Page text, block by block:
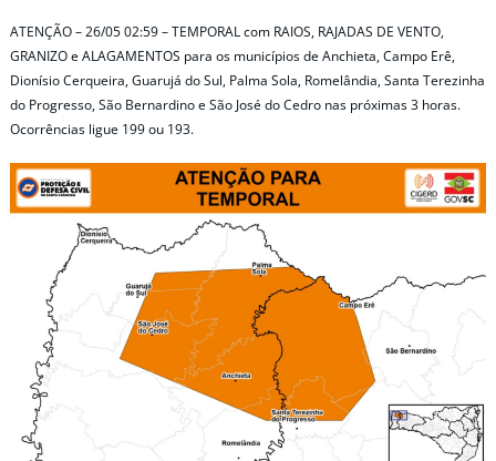
ATENÇÃO – 26/05 02:59 – TEMPORAL com RAIOS, RAJADAS DE VENTO,
GRANIZO e ALAGAMENTOS para os municípios de Anchieta, Campo Erê,
Dionísio Cerqueira, Guarujá do Sul, Palma Sola, Romelândia, Santa Terezinha
do Progresso, São Bernardino e São José do Cedro nas próximas 3 horas.
Ocorrências ligue 199 ou 193.